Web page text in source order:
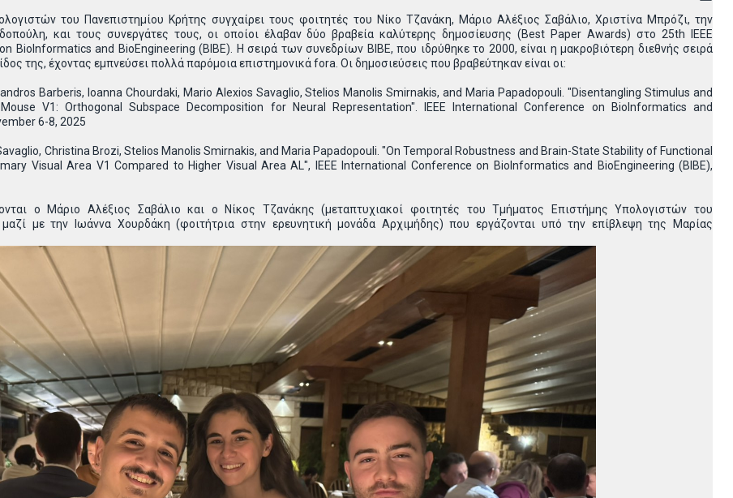
του Πανεπιστημίου Κρήτης συγχαίρει τους φοιτητές του Νίκο Τζανάκη, Μάριο Αλέξιος Σαβάλιο, Χριστίνα Μπρόζι, την
και τους συνεργάτες τους, οι οποίοι έλαβαν δύο βραβεία καλύτερης δημοσίευσης (Best Paper Awards) στο 25th ΙΕΕΕ
BioInformatics and BioEngineering (BIBE). Η σειρά των συνεδρίων BIBE, που ιδρύθηκε το 2000, είναι η μακροβιότερη διεθνής σειρά
της, έχοντας εμπνεύσει πολλά παρόμοια επιστημονικά fora. Οι δημοσιεύσεις που βραβεύτηκαν είναι οι:
Barberis, Ioanna Chourdaki, Mario Alexios Savaglio, Stelios Manolis Smirnakis, and Maria Papadopouli. "Disentangling Stimulus and
V1: Orthogonal Subspace Decomposition for Neural Representation". IEEE International Conference on BioInformatics and
6-8, 2025
Christina Brozi, Stelios Manolis Smirnakis, and Maria Papadopouli. "On Temporal Robustness and Brain-State Stability of Functional
Visual Area V1 Compared to Higher Visual Area AL", IEEE International Conference on BioInformatics and BioEngineering (BIBE),
ο Μάριο Αλέξιος Σαβάλιο και ο Νίκος Τζανάκης (μεταπτυχιακοί φοιτητές του Τμήματος Επιστήμης Υπολογιστών του
μαζί με την Ιωάννα Χουρδάκη (φοιτήτρια στην ερευνητική μονάδα Αρχιμήδης) που εργάζονται υπό την επίβλεψη της Μαρίας